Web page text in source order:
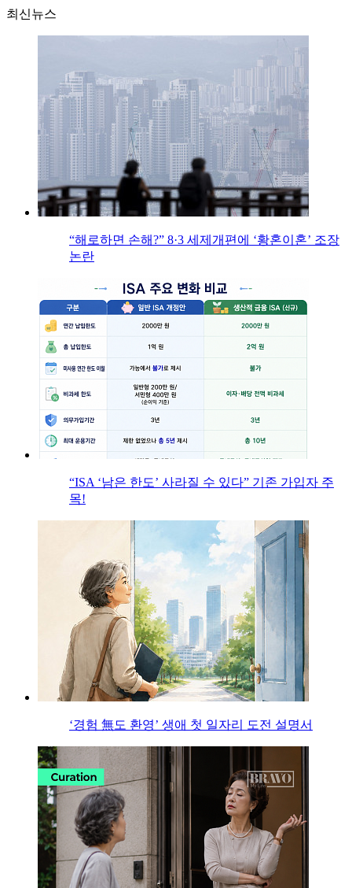
최신뉴스
“해로하면 손해?” 8·3 세제개편에 ‘황혼이혼’ 조장
논란
“ISA ‘남은 한도’ 사라질 수 있다” 기존 가입자 주
목!
‘경험 無도 환영’ 생애 첫 일자리 도전 설명서